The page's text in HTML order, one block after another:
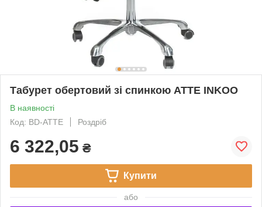
Табурет обертовий зі спинкою ATTE INKOO
В наявності
Код: BD-ATTE
Роздріб
6 322,05 ₴
Купити
або